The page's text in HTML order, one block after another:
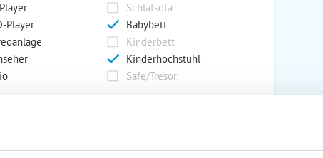
Schlafsofa
Player
Babybett
Kinderbett
Kinderhochstuhl
Safe/Tresor
Grill